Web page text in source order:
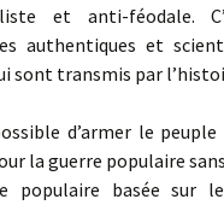
et anti-féodale.
authentiques et
sont transmis par
d’armer le
la guerre populaire
populaire basée sur